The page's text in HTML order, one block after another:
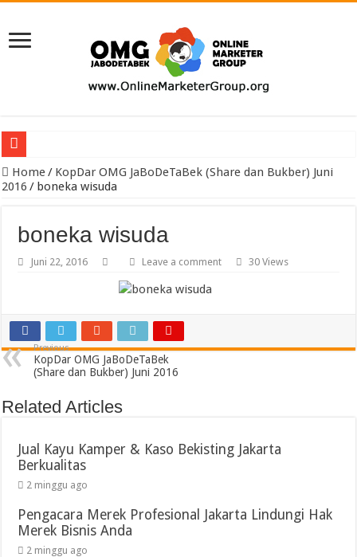
Pengacara Merek Profesional Jakarta Lindungi Hak Merek Bisnis
Home/ KopDar OMG JaBoDeTaBek (Share dan Bukber) Juni
2016 / boneka wisuda
boneka wisuda
Juni 22, 2016 Leave a comment 30 Views
Previous
KopDar OMG JaBoDeTaBek
(Share dan Bukber) Juni 2016
Related Articles
Jual Kayu Kamper & Kaso Bekisting Jakarta
Berkualitas
2 minggu ago
Pengacara Merek Profesional Jakarta Lindungi Hak
Merek Bisnis Anda
2 minggu ago